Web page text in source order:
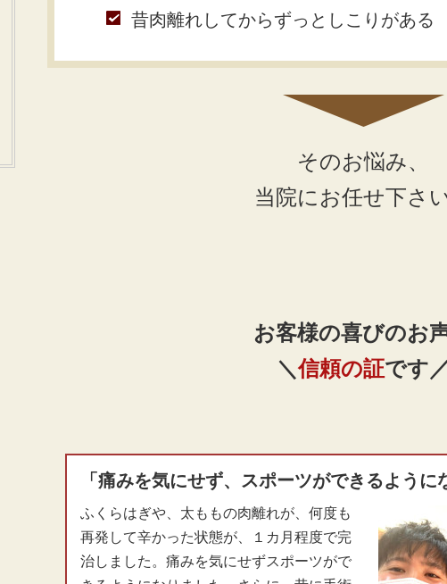
昔肉離れしてからずっとしこりがある
そのお悩み、
当院にお任せ下さ
お客様の喜びのお
＼信頼の証です
「痛みを気にせず、スポーツができるように
ふくらはぎや、太ももの肉離れが、何度も
再発して辛かった状態が、１カ月程度で完
治しました。痛みを気にせずスポーツがで